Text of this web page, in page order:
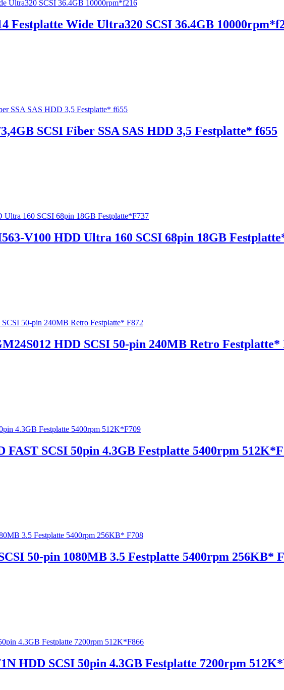
Festplatte Wide Ultra320 SCSI 36.4GB
SCSI Fiber SSA SAS HDD 3,5 Festplatte* f655
V100 HDD Ultra 160 SCSI 68pin 18GB
HDD SCSI 50-pin 240MB Retro Festplatte*
FAST SCSI 50pin 4.3GB Festplatte 5400rpm
50-pin 1080MB 3.5 Festplatte 5400rpm 256KB*
HDD SCSI 50pin 4.3GB Festplatte 7200rpm